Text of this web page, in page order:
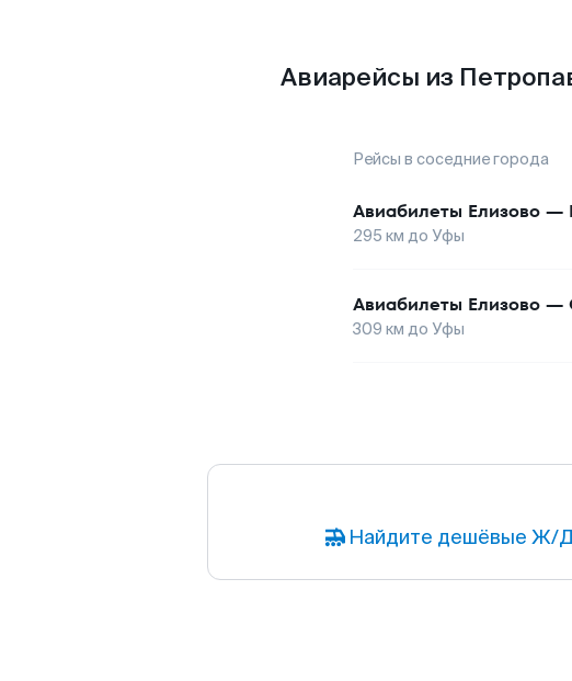
Авиарейсы из
Рейсы в соседние города
Авиабилеты Елизово —
295 км до Уфы
Авиабилеты Елизово —
309 км до Уфы
Найдите дешёвые Ж/Д